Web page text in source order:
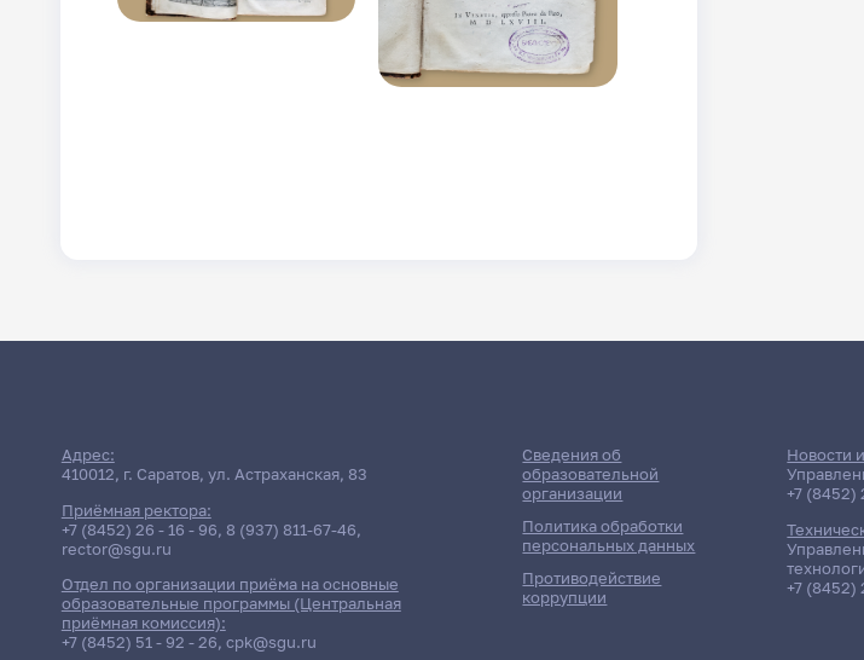
Адрес:
410012, г. Саратов, ул. Астраханская, 83
Приёмная ректора:
+7 (8452) 26 - 16 - 96, 8 (937) 811-67-46,
rector@sgu.ru
Отдел по организации приёма на основные
образовательные программы (Центральная
приёмная комиссия):
+7 (8452) 51 - 92 - 26, cpk@sgu.ru
Сведения об
образовательной
организации
Политика обработки
персональных данных
Противодействие
коррупции
Новости
+7 (8452)
+7 (8452)